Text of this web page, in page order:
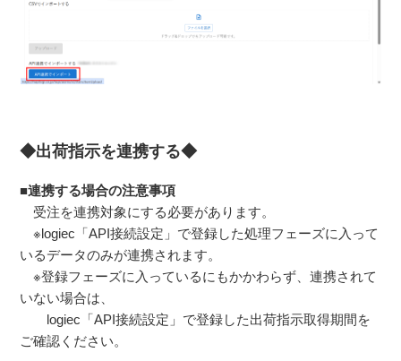
◆出荷指示を連携する◆
■連携する場合の注意事項
受注を連携対象にする必要があります。
※logiec「API接続設定」で登録した処理フェーズに入って
いるデータのみが連携されます。
※登録フェーズに入っているにもかかわらず、連携されて
いない場合は、
logiec「API接続設定」で登録した出荷指示取得期間を
ご確認ください。